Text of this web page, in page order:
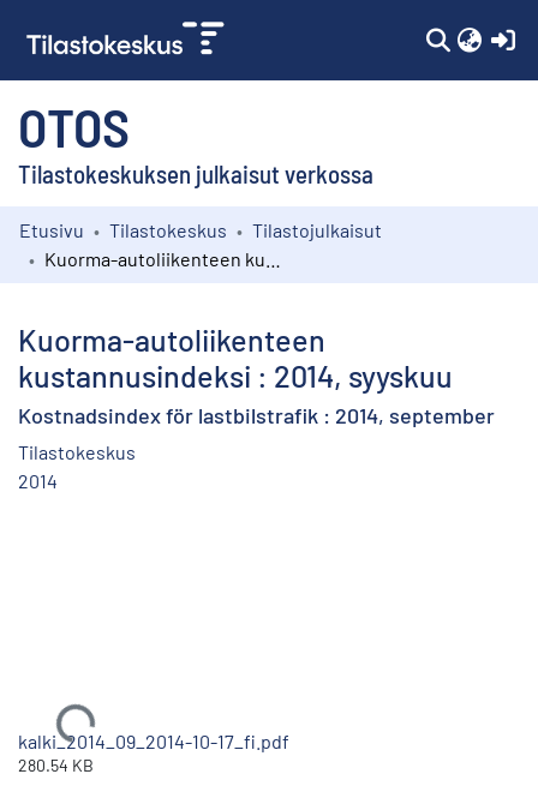
OTOS
Tilastokeskuksen julkaisut verkossa
Kokoelmat
Etusivu Tilastokeskus
Tilastojulkaisut
Kuorma-autoliikenteen
kustannusindeksi : 2014, syyskuu
Kostnadsindex för lastbilstrafik : 2014, september
Tilastokeskus
2014
Ladataan...
kalki_2014_09_2014-10-17_fi.pdf
280.54 KB